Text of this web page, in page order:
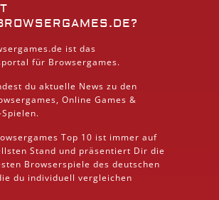
ist das
für Browsergames.
du aktuelle News zu den
, Online Games &
Spielen.
Top 10 ist immer auf
Stand und präsentiert Dir die
Browserspiele des deutschen
du individuell vergleichen